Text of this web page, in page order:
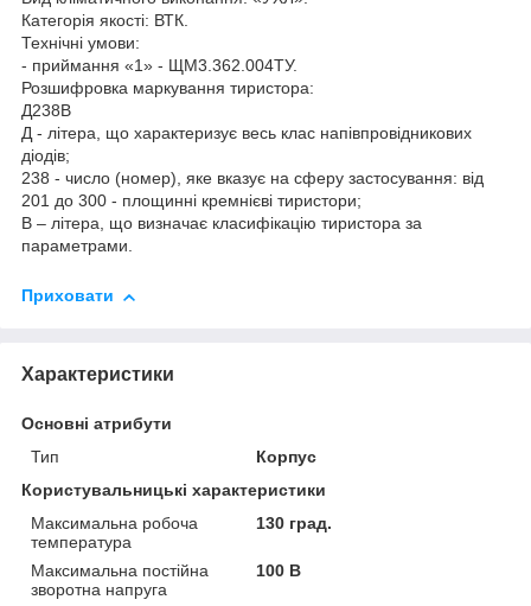
Категорія якості: ВТК.
Технічні умови:
- приймання «1» - ЩМ3.362.004ТУ.
Розшифровка маркування тиристора:
Д238В
Д - літера, що характеризує весь клас напівпровідникових
діодів;
238 - число (номер), яке вказує на сферу застосування: від
201 до 300 - площинні кремнієві тиристори;
В – літера, що визначає класифікацію тиристора за
параметрами.
Приховати
Характеристики
Основні атрибути
Тип
Корпус
Користувальницькі характеристики
Максимальна робоча
температура
130 град.
Максимальна постійна
зворотна напруга
100 В